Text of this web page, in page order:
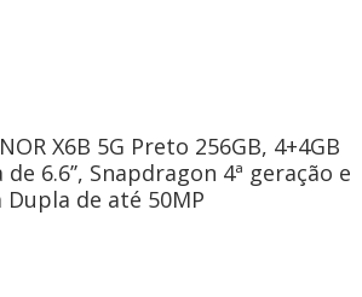
X6B 5G Preto 256GB, 4+4GB
6.6’’, Snapdragon 4ª geração e
de até 50MP